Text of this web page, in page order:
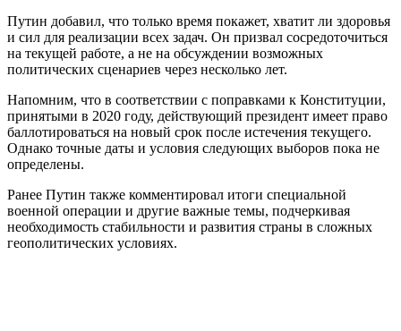
Путин добавил, что только время покажет, хватит ли здоровья
и сил для реализации всех задач. Он призвал сосредоточиться
на текущей работе, а не на обсуждении возможных
политических сценариев через несколько лет.
Напомним, что в соответствии с поправками к Конституции,
принятыми в 2020 году, действующий президент имеет право
баллотироваться на новый срок после истечения текущего.
Однако точные даты и условия следующих выборов пока не
определены.
Ранее Путин также комментировал итоги специальной
военной операции и другие важные темы, подчеркивая
необходимость стабильности и развития страны в сложных
геополитических условиях.